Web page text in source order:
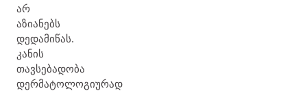
არ
აზიანებს
დედამიწას.
კანის
თავსებადობა
დერმატოლოგიურად